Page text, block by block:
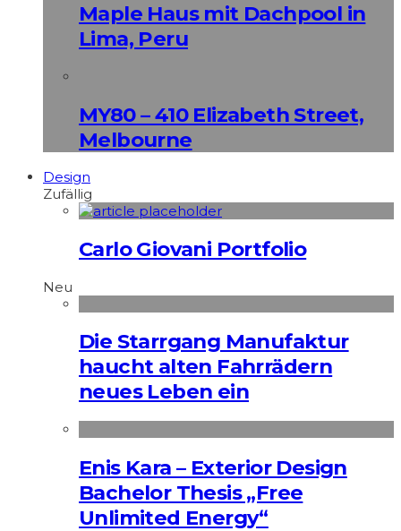
Maple Haus mit Dachpool in
Lima, Peru
MY80 – 410 Elizabeth Street,
Melbourne
Design
Zufällig
Carlo Giovani Portfolio
Neu
Die Starrgang Manufaktur
haucht alten Fahrrädern
neues Leben ein
Enis Kara – Exterior Design
Bachelor Thesis „Free
Unlimited Energy“